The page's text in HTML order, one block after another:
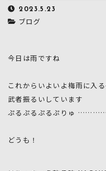
2023.5.23
ブログ
今日は雨ですね
これからいよいよ梅雨に入
武者振るいしています
ぷるぷるぷるぷりゅ
どうも！